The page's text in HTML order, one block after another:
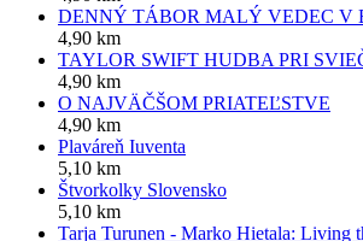
DENNÝ TÁBOR MALÝ VEDEC V
4,90 km
TAYLOR SWIFT HUDBA PRI
4,90 km
O NAJVÄČŠOM PRIATEĽSTVE
4,90 km
Plaváreň Iuventa
5,10 km
Štvorkolky Slovensko
5,10 km
Tarja Turunen - Marko Hietala: Living